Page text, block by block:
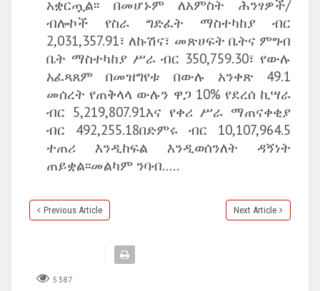
አቋርጧል፡፡ በመሆኑም ለአምስት ሕንፃዎች/
ብሎኮች የስራ ግድፈት ማስተካከያ ብር
2,031,357.91፣ ለኩሽና፣ መጽሀፍት ቤትና ምግብ
ቤት ማስተካከያ ሥራ ብር 350,759.30፣ የውሉ
አፈጻጸም በመዝግየቱ በውሉ አንቀጽ 49.1
መሰረት የጠቅላላ ውሉን ዋጋ 10% የደረሰ ኪሣራ
ብር 5,219,807.91እና የቀሪ ሥራ ማጠናቀቂያ
ብር 492,255.18በድምሩ ብር 10,107,964.5
ተጠሪ እንዲከፍል እንዲወሰንለት ዳኝነት
ጠይቋል፡፡መልካም ንባብ…..
Previous Article Next Article
5387